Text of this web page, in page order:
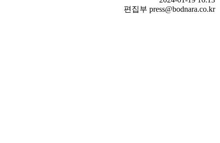
편집부 press@bodnara.co.kr